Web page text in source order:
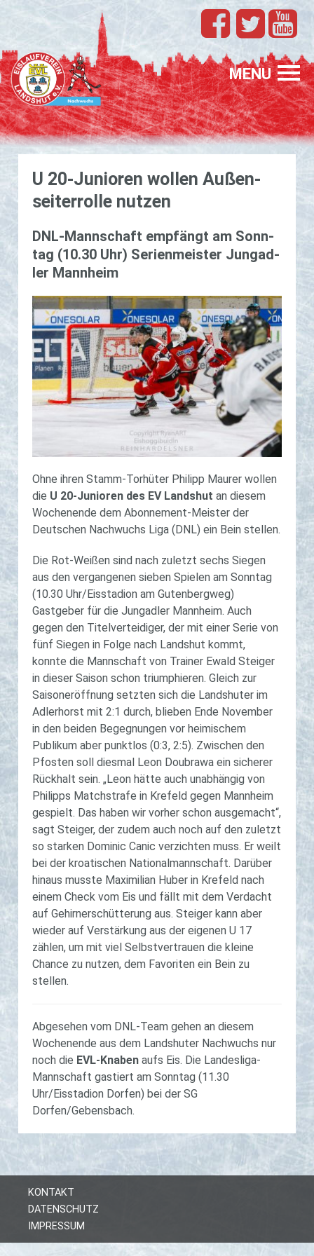
MENU
TEAMS
EVL
SPONSORING
FÖRDERUNG
PROFIS
GESUCHT
U 20-Ju­nio­ren wol­len Au­ßen­
sei­ter­rol­le nut­zen
DNL-Mann­schaft emp­fängt am Sonn­
tag (10.30 Uhr) Se­ri­en­meis­ter Jun­g­ad­
ler Mann­heim
Ohne ihren Stamm-Torhüter Philipp Maurer wollen
die U 20-Junioren des EV Landshut an diesem
Wochenende dem Abonnement-Meister der
Deutschen Nachwuchs Liga (DNL) ein Bein stellen.
Die Rot-Weißen sind nach zuletzt sechs Siegen
aus den vergangenen sieben Spielen am Sonntag
(10.30 Uhr/Eisstadion am Gutenbergweg)
Gastgeber für die Jungadler Mannheim. Auch
gegen den Titelverteidiger, der mit einer Serie von
fünf Siegen in Folge nach Landshut kommt,
konnte die Mannschaft von Trainer Ewald Steiger
in dieser Saison schon triumphieren. Gleich zur
Saisoneröffnung setzten sich die Landshuter im
Adlerhorst mit 2:1 durch, blieben Ende November
in den beiden Begegnungen vor heimischem
Publikum aber punktlos (0:3, 2:5). Zwischen den
Pfosten soll diesmal Leon Doubrawa ein sicherer
Rückhalt sein. „Leon hätte auch unabhängig von
Philipps Matchstrafe in Krefeld gegen Mannheim
gespielt. Das haben wir vorher schon ausgemacht“,
sagt Steiger, der zudem auch noch auf den zuletzt
so starken Dominic Canic verzichten muss. Er weilt
bei der kroatischen Nationalmannschaft. Darüber
hinaus musste Maximilian Huber in Krefeld nach
einem Check vom Eis und fällt mit dem Verdacht
auf Gehirnerschütterung aus. Steiger kann aber
wieder auf Verstärkung aus der eigenen U 17
zählen, um mit viel Selbstvertrauen die kleine
Chance zu nutzen, dem Favoriten ein Bein zu
stellen.
Abgesehen vom DNL-Team gehen an diesem
Wochenende aus dem Landshuter Nachwuchs nur
noch die EVL-Knaben aufs Eis. Die Landesliga-
Mannschaft gastiert am Sonntag (11.30
Uhr/Eisstadion Dorfen) bei der SG
Dorfen/Gebensbach.
KONTAKT
DATENSCHUTZ
IMPRESSUM